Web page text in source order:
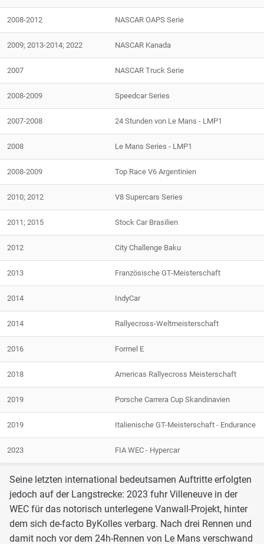
2008-2012 NASCAR OAPS Serie
2009; 2013-2014; 2022 NASCAR Kanada
2007 NASCAR Truck Serie
2008-2009 Speedcar Series
2007-2008 24 Stunden von Le Mans - LMP1
2008 Le Mans Series - LMP1
2008-2009 Top Race V6 Argentinien
2010; 2012 V8 Supercars Series
2011; 2015 Stock Car Brasilien
2012 City Challenge Baku
2013 Französische GT-Meisterschaft
2014 IndyCar
2014 Rallyecross-Weltmeisterschaft
2016 Formel E
2018 Americas Rallyecross Meisterschaft
2019 Porsche Carrera Cup Skandinavien
2019 Italienische GT-Meisterschaft - Endurance
2023 FIA WEC - Hypercar
Seine letzten international bedeutsamen Auftritte erfolgten
jedoch auf der Langstrecke: 2023 fuhr Villeneuve in der
WEC für das notorisch unterlegene Vanwall-Projekt, hinter
dem sich de-facto ByKolles verbarg. Nach drei Rennen und
damit noch vor dem 24h-Rennen von Le Mans verschwand